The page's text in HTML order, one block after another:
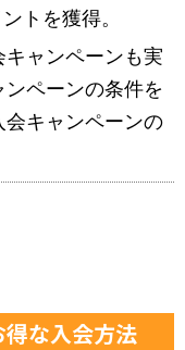
トを獲得。
キャンペーンも実
ペーンの条件を
キャンペーンの
な入会方法